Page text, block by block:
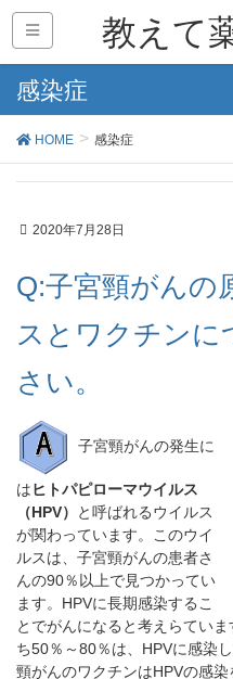
教えて
感染症
HOME 感染症
2020年7月28日
Q:子宮頸がんの
スとワクチンに
さい。
子宮頸がんの発生に
はヒトパピローマウイルス
（HPV）
と呼ばれるウイルス
が関わっています。このウイ
ルスは、子宮頸がんの患者さ
んの90％以上で見つかってい
ます。HPVに長期感染するこ
とでがんになると考えらてい
ち50％～80％は、HPVに感染
頸がんのワクチンはHPVの感